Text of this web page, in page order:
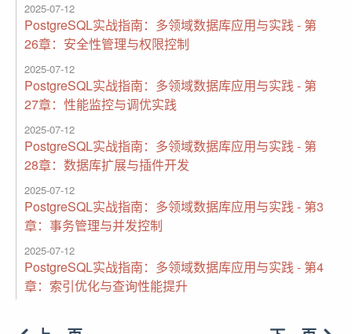
2025-07-12
PostgreSQL实战指南：多领域数据库应用与实践 - 第
26章：安全性管理与权限控制
2025-07-12
PostgreSQL实战指南：多领域数据库应用与实践 - 第
27章：性能监控与调优实践
2025-07-12
PostgreSQL实战指南：多领域数据库应用与实践 - 第
28章：数据库扩展与插件开发
2025-07-12
PostgreSQL实战指南：多领域数据库应用与实践 - 第3
章：事务管理与并发控制
2025-07-12
PostgreSQL实战指南：多领域数据库应用与实践 - 第4
章：索引优化与查询性能提升